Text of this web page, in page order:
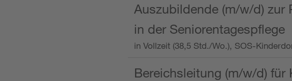
Auszubildende (m/w/d) zur
in der Seniorentagespflege
in Vollzeit (38,5 Std./Wo.), SOS-
Bereichsleitung (m/w/d) für